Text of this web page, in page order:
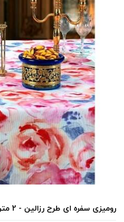
رومیزی سفره ای طرح رزالین - 2 متر